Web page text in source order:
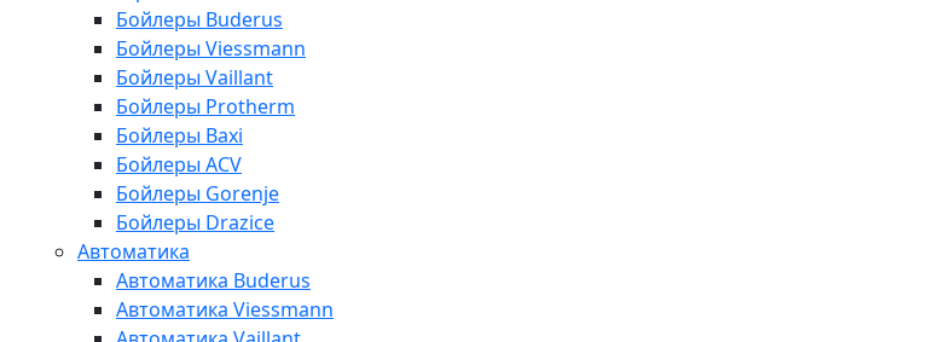
Бойлеры Buderus
Бойлеры Viessmann
Бойлеры Vaillant
Бойлеры Protherm
Бойлеры Baxi
Бойлеры ACV
Бойлеры Gorenje
Бойлеры Drazice
Автоматика
Автоматика Buderus
Автоматика Viessmann